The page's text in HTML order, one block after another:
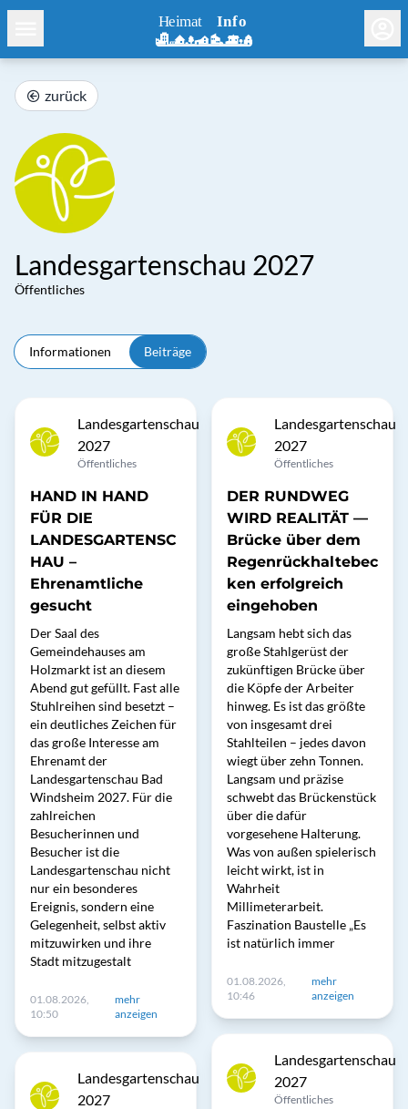
zurück
Landesgartenschau 2027
Öffentliches
Informationen Beiträge
Landesgartenschau
2027
Öffentliches
HAND IN HAND
FÜR DIE
LANDESGARTENSC
HAU –
Ehrenamtliche
gesucht
Der Saal des
Gemeindehauses am
Holzmarkt ist an diesem
Abend gut gefüllt. Fast alle
Stuhlreihen sind besetzt –
ein deutliches Zeichen für
das große Interesse am
Ehrenamt der
Landesgartenschau Bad
Windsheim 2027. Für die
zahlreichen
Besucherinnen und
Besucher ist die
Landesgartenschau nicht
nur ein besonderes
Ereignis, sondern eine
Gelegenheit, selbst aktiv
mitzuwirken und ihre
Stadt mitzugestalt
01.08.2026,
10:50
mehr
anzeigen
Landesgartenschau
2027
Landesgartenschau
2027
Öffentliches
DER RUNDWEG
WIRD REALITÄT —
Brücke über dem
Regenrückhaltebec
ken erfolgreich
eingehoben
Langsam hebt sich das
große Stahlgerüst der
zukünftigen Brücke über
die Köpfe der Arbeiter
hinweg. Es ist das größte
von insgesamt drei
Stahlteilen – jedes davon
wiegt über zehn Tonnen.
Langsam und präzise
schwebt das Brückenstück
über die dafür
vorgesehene Halterung.
Was von außen spielerisch
leicht wirkt, ist in
Wahrheit
Millimeterarbeit.
Faszination Baustelle „Es
ist natürlich immer
01.08.2026,
10:46
mehr
anzeigen
Landesgartenschau
2027
Öffentliches